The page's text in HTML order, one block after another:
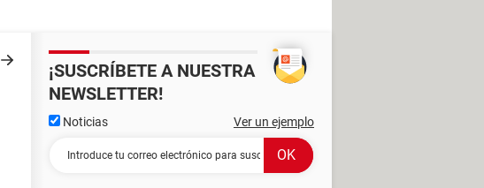
¡SUSCRÍBETE A NUESTRA
NEWSLETTER!
Noticias Ver un ejemplo